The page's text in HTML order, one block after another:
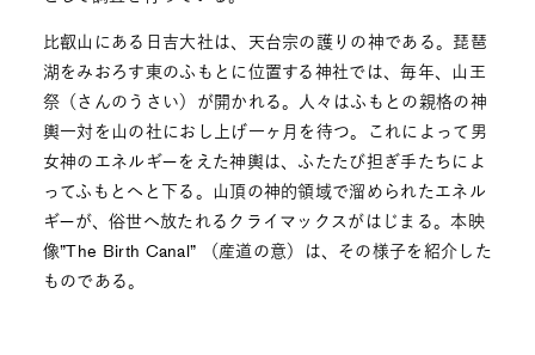
比叡山にある日吉大社は、天台宗の護りの神である。琵琶
湖をみおろす東のふもとに位置する神社では、毎年、山王
祭（さんのうさい）が開かれる。人々はふもとの親格の神
輿一対を山の社におし上げ一ヶ月を待つ。これによって男
女神のエネルギーをえた神輿は、ふたたび担ぎ手たちによ
ってふもとへと下る。山頂の神的領域で溜められたエネル
ギーが、俗世へ放たれるクライマックスがはじまる。本映
像”The Birth Canal” （産道の意）は、その様子を紹介した
ものである。